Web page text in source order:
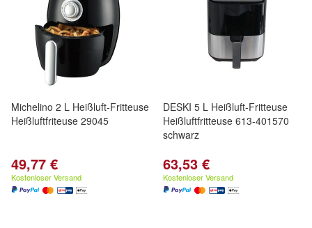
Michelino 2 L Heißluft-Fritteuse
Heißluftfriteuse 29045
49,77 €
Kostenloser Versand
DESKI 5 L Heißluft-Fritteuse
Heißluftfritteuse 613-401570
schwarz
63,53 €
Kostenloser Versand